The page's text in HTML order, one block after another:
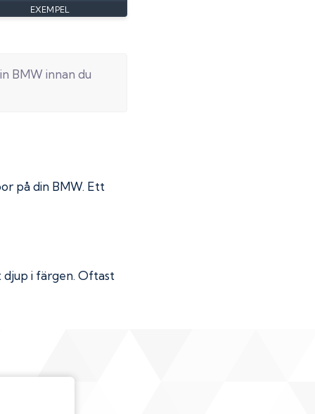
BMWinnan du
på din BMW. Ett
i färgen. Oftast